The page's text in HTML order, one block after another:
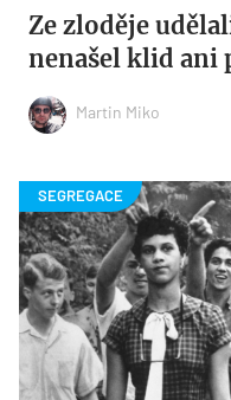
Ze zloděje
nenašel klid ani
Martin Miko